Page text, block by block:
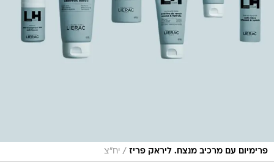
פרימיום עם מרכיב מנצח. ליראק פריז / יח״צ